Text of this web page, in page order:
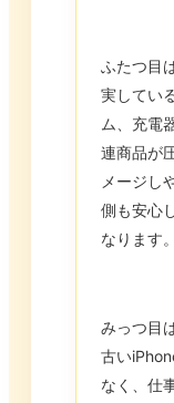
ふたつ目
実してい
ム、充電
連商品が
メージし
側も安心
なります。
みっつ目
古い
なく、仕